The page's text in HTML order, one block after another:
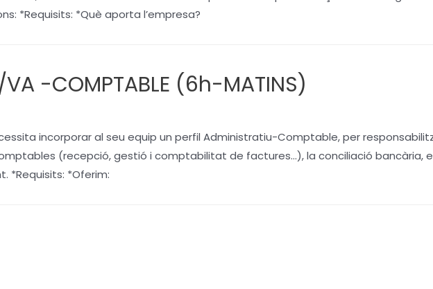
*Requisits: *Què aporta l’empresa?
VA -COMPTABLE (6h-MATINS)
incorporar al seu equip un perfil Administratiu-Comptable, per
(recepció, gestió i comptabilitat de factures…), la conciliació bancària,
*Requisits: *Oferim: